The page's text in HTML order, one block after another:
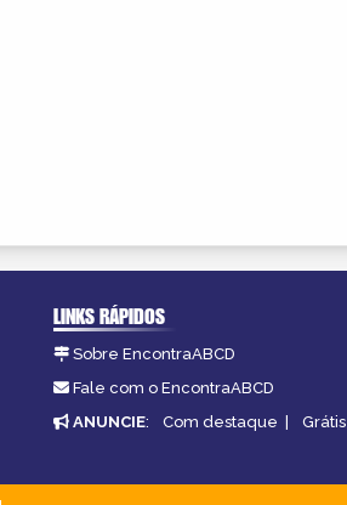
LINKS RÁPIDOS
Sobre EncontraABCD
Fale com o EncontraABCD
ANUNCIE: Com destaque | Grátis